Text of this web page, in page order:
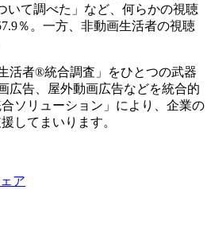
いて調べた」など、何らかの視聴
％。一方、非動画生活者の視聴
活者®統合調査」をひとつの武器
広告、屋外動画広告などを統合的
ソリューション」により、企業の
してまいります。
ア